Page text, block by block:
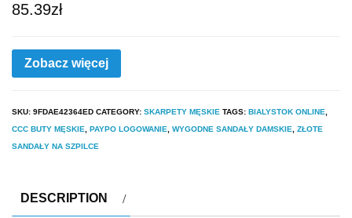
85.39zł
Zobacz więcej
SKU: 9FDAE42364ED CATEGORY: SKARPETY MĘSKIE TAGS: BIALYSTOK ONLINE
CCC BUTY MĘSKIE
PAYPO LOGOWANIE WYGODNE SANDAŁY DAMSKIE
ZŁOTE
SANDAŁY NA SZPILCE
DESCRIPTION